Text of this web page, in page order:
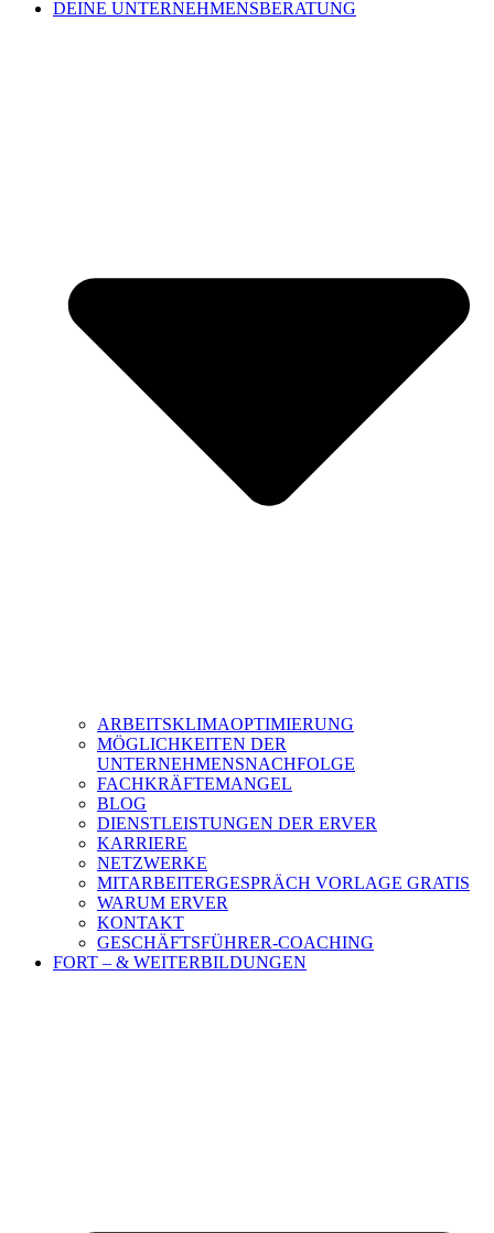
DEINE UNTERNEHMENSBERATUNG
ARBEITSKLIMAOPTIMIERUNG
MÖGLICHKEITEN DER
UNTERNEHMENSNACHFOLGE
FACHKRÄFTEMANGEL
BLOG
DIENSTLEISTUNGEN DER ERVER
KARRIERE
NETZWERKE
MITARBEITERGESPRÄCH VORLAGE GRATIS
WARUM ERVER
KONTAKT
GESCHÄFTSFÜHRER-COACHING
FORT – & WEITERBILDUNGEN